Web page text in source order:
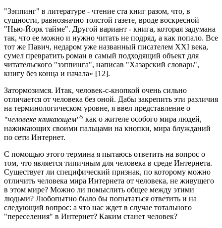
"Зэппинг" в литературе - чтение ста книг разом, что, в
сущности, равнозначно толстой газете, вроде воскресной
"Нью-Йорк тайме". Другой вариант - книга, которая задумана
так, что ее можно и нужно читать не подряд, а как попало. Все
тот же Павич, недаром уже названный писателем XXI века,
сумел превратить роман в самый подходящий объект для
читательского "зэппинга", написав "Хазарский словарь",
книгу без конца и начала» [12].
Затормозимся. Итак, человек-с-кнопкой очень сильно
отличается от человека без оной. Дабы закрепить эти различия
на терминологическом уровне, я ввел представление о
"человеке кликающем"5 как о жителе особого мира людей,
нажимающих своими пальцами на кнопки, мира блужданий
по сети Интернет.
С помощью этого термина я пытаюсь ответить на вопрос о
том, что является типичным для человека в среде Интернета.
Существует ли специфический признак, по которому можно
отличить человека мира Интернета от человека, не живущего
в этом мире? Можно ли помыслить общее между этими
людьми? Любопытно было бы попытаться ответить и на
следующий вопрос: а что нас ждет в случае тотального
"переселения" в Интернет? Каким станет человек?